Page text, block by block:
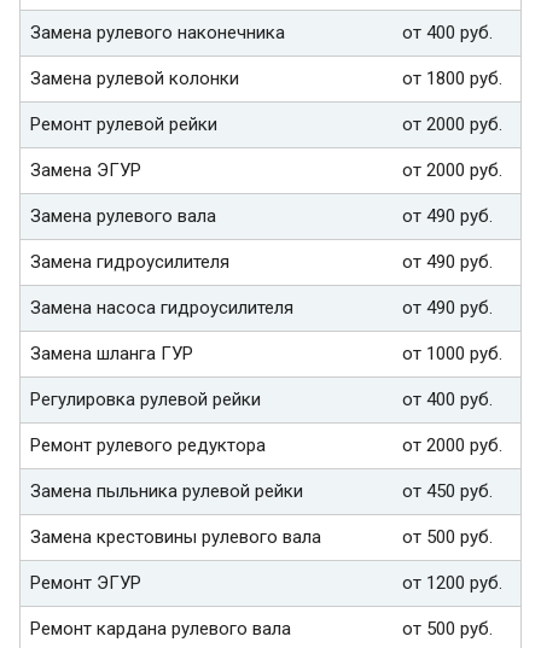
Замена рулевого наконечника от 400 руб.
Замена рулевой колонки от 1800 руб.
Ремонт рулевой рейки от 2000 руб.
Замена ЭГУР от 2000 руб.
Замена рулевого вала от 490 руб.
Замена гидроусилителя от 490 руб.
Замена насоса гидроусилителя от 490 руб.
Замена шланга ГУР от 1000 руб.
Регулировка рулевой рейки от 400 руб.
Ремонт рулевого редуктора от 2000 руб.
Замена пыльника рулевой рейки от 450 руб.
Замена крестовины рулевого вала от 500 руб.
Ремонт ЭГУР от 1200 руб.
Ремонт кардана рулевого вала от 500 руб.